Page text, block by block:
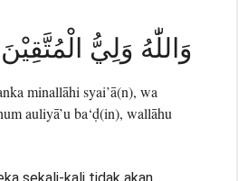
وَاللّٰهُ وَلِيُّ الْمُتَّقِيْنَ
minallāhi syai’ā(n), wa
auliyā’u ba‘ḍ(in), wallāhu